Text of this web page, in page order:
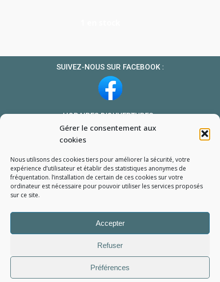
Gérer le consentement aux
cookies
Nous utilisons des cookies tiers pour améliorer la sécurité, votre
expérience d’utilisateur et établir des statistiques anonymes de
fréquentation. l’installation de certain de ces cookies sur votre
ordinateur est nécessaire pour pouvoir utiliser les services proposés
sur ce site.
Accepter
Refuser
Préférences
SUIVEZ-NOUS SUR FACEBOOK :
HORAIRES D’OUVERTURES :
Du lundi au vendredi : 10h-13h et 14h-19h
Le samedi : 10h-13h 14h-18h
NOUS TROUVER
Mon compte
Formulaire de demande de pièce
2006 - 2026